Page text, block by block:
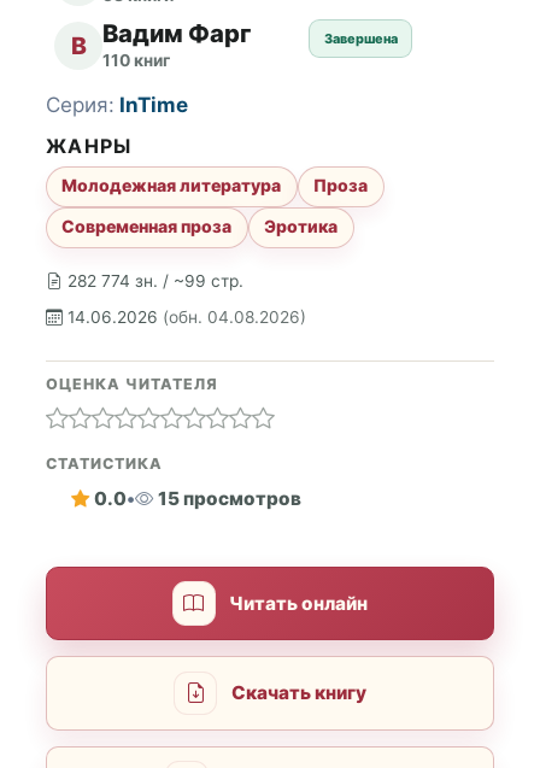
В Вадим Фарг
110 книг
Завершена
282 774 зн. / ~99 стр.
14.06.2026 (обн. 04.08.2026)
Серия: InTime
ЖАНРЫ
Молодежная литература
Проза
Современная проза
Эротика
ОЦЕНКА ЧИТАТЕЛЯ
СТАТИСТИКА
0.0• 15 просмотров
Читать онлайн
Скачать книгу